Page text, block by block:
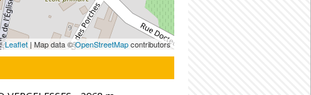
Leaflet | Map data ©OpenStreetMapcontributors